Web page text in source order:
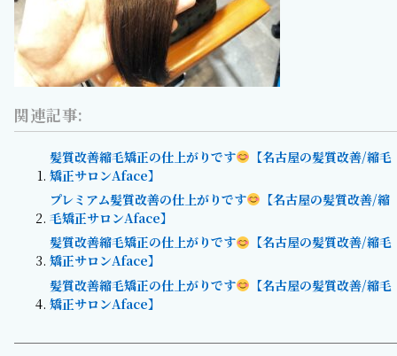
関連記事:
髪質改善縮毛矯正の仕上がりです
【名古屋の髪質改善/縮毛
矯正サロンAface】
プレミアム髪質改善の仕上がりです
【名古屋の髪質改善/縮
毛矯正サロンAface】
髪質改善縮毛矯正の仕上がりです
【名古屋の髪質改善/縮毛
矯正サロンAface】
髪質改善縮毛矯正の仕上がりです
【名古屋の髪質改善/縮毛
矯正サロンAface】